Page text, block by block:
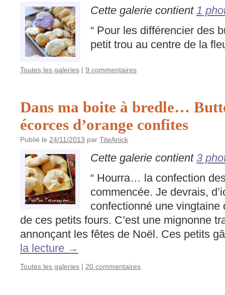
Cette galerie contient 1
“ Pour les différencier des
petit trou au centre de la
Toutes les galeries | 9 commentaires
Dans ma boite à bredle…
écorces d’orange confites
Publié le 24/11/2013 par TiteAnick
Cette galerie contient 3
“ Hourra… la confection
commencée. Je devrais,
confectionné une vingtaine
de ces petits fours. C’est une mignonne
annonçant les fêtes de Noël. Ces petits
la lecture →
Toutes les galeries | 20 commentaires